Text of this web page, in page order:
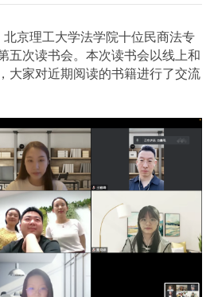
京理工大学法学院十位民商法专
五次读书会。本次读书会以线上和
大家对近期阅读的书籍进行了交流